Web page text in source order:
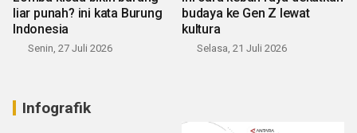
liar punah? ini kata Burung
Indonesia
Senin, 27 Juli 2026
budaya ke Gen Z lewat
kultura
Selasa, 21 Juli 2026
Infografik